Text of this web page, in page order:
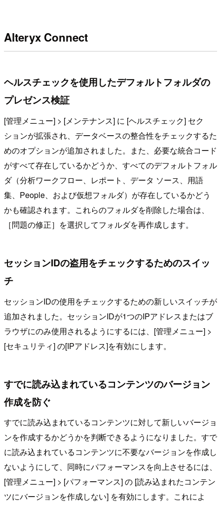
Alteryx Connect
ヘルスチェックを使用したデフォルトフォルダの
プレゼンス検証
[管理メニュー] > [メンテナンス] に [ヘルスチェック] セク
ションが拡張され、データベースの整合性をチェックするた
めのオプションが追加されました。また、必要な統合コード
がすべて存在しているかどうか、すべてのデフォルトフォル
ダ（分析ワークフロー、レポート、データ ソース、用語
集、People、および仮想フォルダ）が存在しているかどう
かも確認されます。これらのフォルダを削除した場合は、
［問題の修正］を選択してフォルダを再作成します。
セッションIDの盗用をチェックするためのスイッ
チ
セッションIDの使用をチェックするための新しいスイッチが
追加されました。セッションIDが1つのIPアドレスまたはブ
ラウザにのみ使用されるようにするには、[管理メニュー] >
[セキュリティ] の[IPアドレス]を有効にします。
すでに読み込まれているコンテンツのバージョン
作成を防ぐ
すでに読み込まれているコンテンツに対して新しいバージョ
ンを作成するかどうかを判断できるようになりました。すで
に読み込まれているコンテンツに不要なバージョンを作成し
ないようにして、同時にパフォーマンスを向上させるには、
[管理メニュー] > [パフォーマンス] の [読み込まれたコンテン
ツにバージョンを作成しない] を有効にします。これによ